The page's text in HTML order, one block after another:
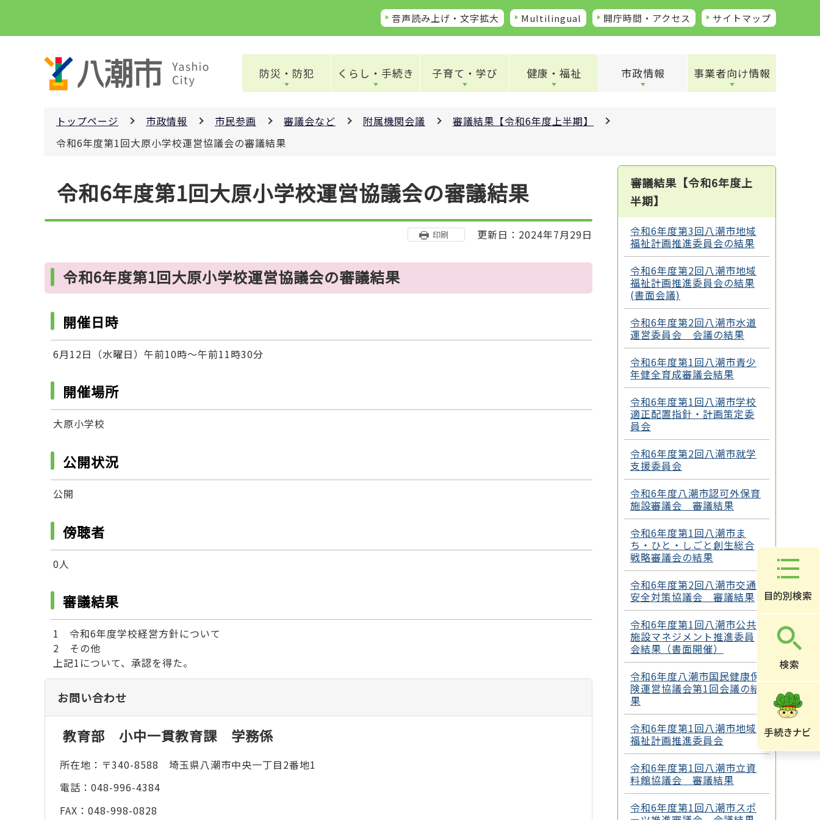
ペ
音声読み上げ・文字拡大 Multilingual 開庁時間・アクセス サイトマップ
防災・防犯 くらし・手続き 子育て・学び 健康・福祉 市政情報 事業者向け情報
トップページ 市政情報 市民参画 審議会など 附属機関会議
審議結果【令和6年度上半期】
令和6年度第1回大原小学校運営協議会の審議結果
令和6年度第1回大原小学校運営協議会の審議結果
印刷 更新日：2024年7月29日
令和6年度第1回大原小学校運営協議会の審議結果
開催日時
6月12日（水曜日）午前10時～午前11時30分
開催場所
大原小学校
公開状況
公開
傍聴者
0人
審議結果
1 令和6年度学校経営方針について
2 その他
上記1について、承認を得た。
お問い合わせ
教育部 小中一貫教育課 学務係
所在地：〒340-8588 埼玉県八潮市中央一丁目2番地1
電話：048-996-4384
FAX：048-998-0828
審議結果【令和6年度上
半期】
令和6年度第3回八潮市地域
福祉計画推進委員会の結果
令和6年度第2回八潮市地域
福祉計画推進委員会の結果
(書面会議)
令和6年度第2回八潮市水道
運営委員会 会議の結果
令和6年度第1回八潮市青少
年健全育成審議会結果
令和6年度第1回八潮市学校
適正配置指針・計画策定委
員会
令和6年度第2回八潮市就学
支援委員会
令和6年度八潮市認可外保育
施設審議会 審議結果
令和6年度第1回八潮市ま
ち・ひと・しごと創生総合
戦略審議会の結果
令和6年度第2回八潮市交通
安全対策協議会 審議結果
令和6年度第1回八潮市公共
施設マネジメント推進委員
会結果（書面開催）
令和6年度八潮市国民健康保
険運営協議会第1回会議の結
果
令和6年度第1回八潮市地域
福祉計画推進委員会
令和6年度第1回八潮市立資
料館協議会 審議結果
令和6年度第1回八潮市スポ